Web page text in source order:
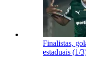
Finalistas,
estaduais (1/